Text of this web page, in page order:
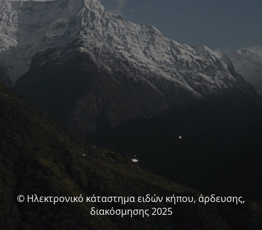
© Ηλεκτρονικό κάταστημα ειδών κήπου, άρδευσης,
διακόσμησης 2025